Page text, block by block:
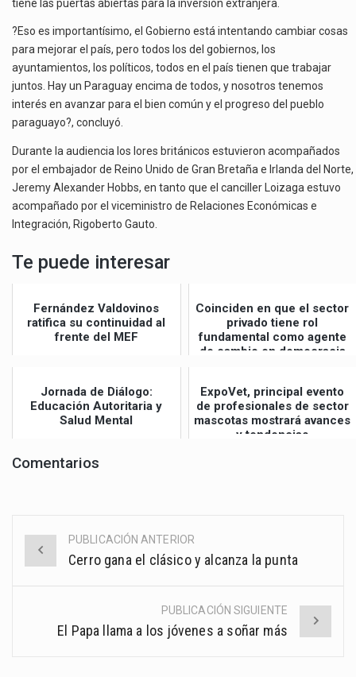
tiene las puertas abiertas para la inversión extranjera.
?Eso es importantísimo, el Gobierno está intentando cambiar cosas
para mejorar el país, pero todos los del gobiernos, los
ayuntamientos, los políticos, todos en el país tienen que trabajar
juntos. Hay un Paraguay encima de todos, y nosotros tenemos
interés en avanzar para el bien común y el progreso del pueblo
paraguayo?, concluyó.
Durante la audiencia los lores británicos estuvieron acompañados
por el embajador de Reino Unido de Gran Bretaña e Irlanda del Norte,
Jeremy Alexander Hobbs, en tanto que el canciller Loizaga estuvo
acompañado por el viceministro de Relaciones Económicas e
Integración, Rigoberto Gauto.
Te puede interesar
Fernández Valdovinos
ratifica su continuidad al
frente del MEF
Coinciden en que el sector
privado tiene rol
fundamental como agente
de cambio en democracia
Jornada de Diálogo:
Educación Autoritaria y
Salud Mental
ExpoVet, principal evento
de profesionales de sector
mascotas mostrará avances
y tendencias
Comentarios
Post
navigation
PUBLICACIÓN ANTERIOR
Cerro gana el clásico y alcanza la punta
PUBLICACIÓN SIGUIENTE
El Papa llama a los jóvenes a soñar más